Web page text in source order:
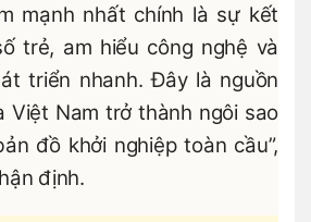
mạnh nhất chính là sự kết
trẻ, am hiểu công nghệ và
triển nhanh. Đây là nguồn
Việt Nam trở thành ngôi sao
đồ khởi nghiệp toàn cầu”,
định.